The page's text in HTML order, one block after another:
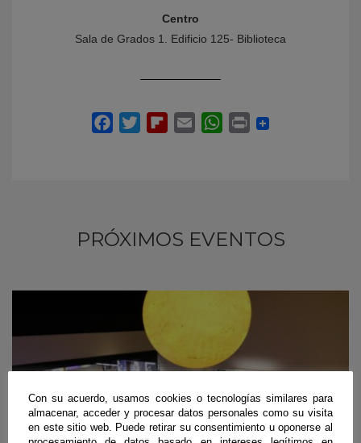
Centro
Sala de Grados 1. Edificio 125- Biblioteca
PRÓXIMOS EVENTOS
Con su acuerdo, usamos cookies o tecnologías similares para
almacenar, acceder y procesar datos personales como su visita
en este sitio web. Puede retirar su consentimiento u oponerse al